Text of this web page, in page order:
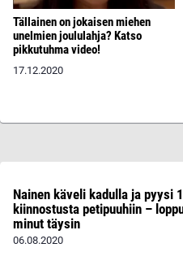
Tällainen on jokaisen miehen
unelmien joululahja? Katso
pikkutuhma video!
17.12.2020
Nainen käveli kadulla ja pyysi
kiinnostusta petipuuhiin –
minut täysin
06.08.2020